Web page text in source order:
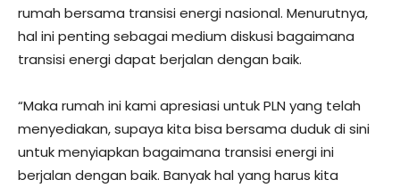
rumah bersama transisi energi nasional. Menurutnya,
hal ini penting sebagai medium diskusi bagaimana
transisi energi dapat berjalan dengan baik.
“Maka rumah ini kami apresiasi untuk PLN yang telah
menyediakan, supaya kita bisa bersama duduk di sini
untuk menyiapkan bagaimana transisi energi ini
berjalan dengan baik. Banyak hal yang harus kita